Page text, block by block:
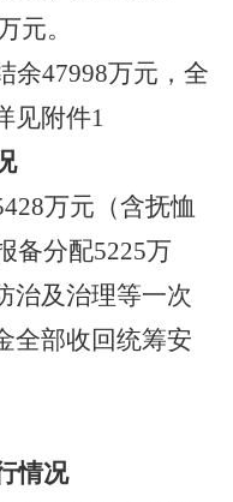
元。
余47998万元 ，全
见附件1
万元 （含抚恤
备分配5225万
治及治理等一次
全部收回统筹安
情况